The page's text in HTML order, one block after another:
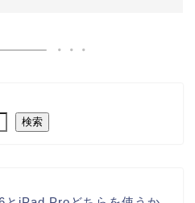
検索